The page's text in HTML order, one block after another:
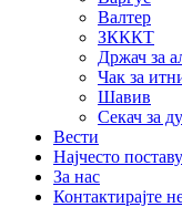
Валтер
ЗКККТ
Држач за
Чак за
Шавив
Секач за
Вести
Најчесто
За нас
Контактирајте